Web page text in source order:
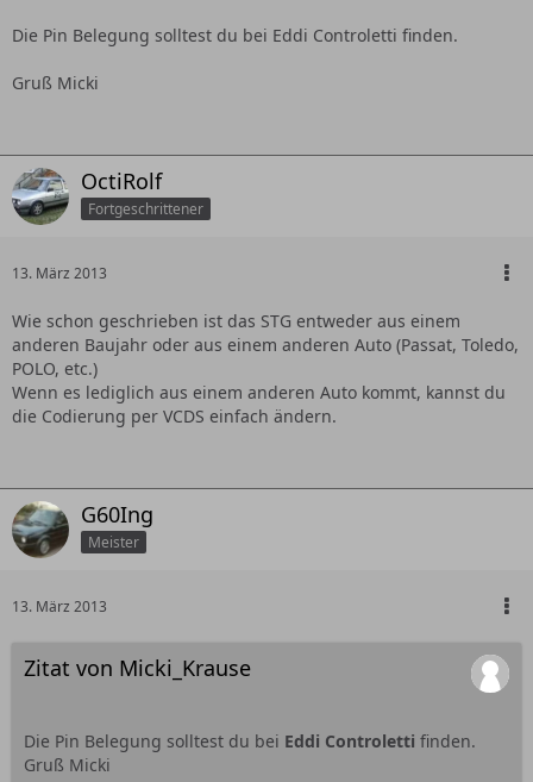
Die Pin Belegung solltest du bei Eddi Controletti finden.
Gruß Micki
OctiRolf
Fortgeschrittener
13. März 2013
Wie schon geschrieben ist das STG entweder aus einem
anderen Baujahr oder aus einem anderen Auto (Passat, Toledo,
POLO, etc.)
Wenn es lediglich aus einem anderen Auto kommt, kannst du
die Codierung per VCDS einfach ändern.
G60Ing
Meister
13. März 2013
Zitat von Micki_Krause
Die Pin Belegung solltest du bei Eddi Controletti finden.
Gruß Micki